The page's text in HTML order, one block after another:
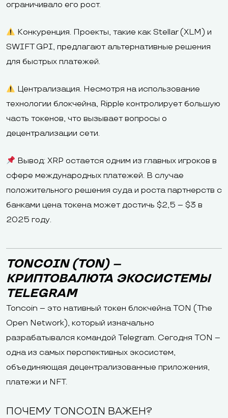
ограничивало его рост.
Конкуренция. Проекты, такие как Stellar (XLM) и
SWIFT GPI, предлагают альтернативные решения
для быстрых платежей.
Централизация. Несмотря на использование
технологии блокчейна, Ripple контролирует большую
часть токенов, что вызывает вопросы о
децентрализации сети.
Вывод: XRP остается одним из главных игроков в
сфере международных платежей. В случае
положительного решения суда и роста партнерств с
банками цена токена может достичь $2,5 – $3 в
2025 году.
TONCOIN (TON) –
КРИПТОВАЛЮТА ЭКОСИСТЕМЫ
TELEGRAM
Toncoin – это нативный токен блокчейна TON (The
Open Network), который изначально
разрабатывался командой Telegram. Сегодня TON –
одна из самых перспективных экосистем,
объединяющая децентрализованные приложения,
платежи и NFT.
ПОЧЕМУ TONCOIN ВАЖЕН?